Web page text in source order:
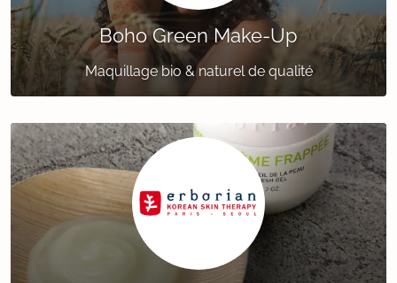
Boho Green Make-Up
Maquillage bio & naturel de qualité